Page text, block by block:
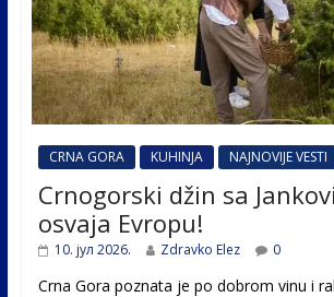
CRNA GORA KUHINJA NAJNOVIJE VESTI
Crnogorski džin sa
osvaja Evropu!
10. јул 2026. Zdravko Elez 0
Crna Gora poznata je po dobrom vinu i